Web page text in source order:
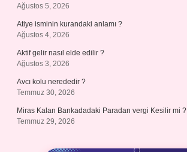
Ağustos 5, 2026
Atiye isminin kurandaki anlamı ?
Ağustos 4, 2026
Aktif gelir nasıl elde edilir ?
Ağustos 3, 2026
Avcı kolu nerededir ?
Temmuz 30, 2026
Miras Kalan Bankadadaki Paradan vergi Kesilir mi ?
Temmuz 29, 2026